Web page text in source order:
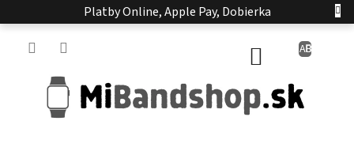
na
Platby Online, Apple Pay, Dobierka
NÁKUPNÝ